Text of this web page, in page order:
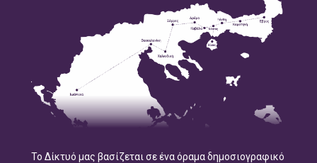
Το Δίκτυό μας βασίζεται σε ένα όραμα δημοσιογραφικό